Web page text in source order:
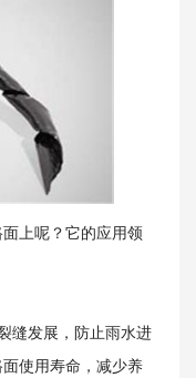
上呢？它的应用领
缝发展，防止雨水进
使用寿命，减少养